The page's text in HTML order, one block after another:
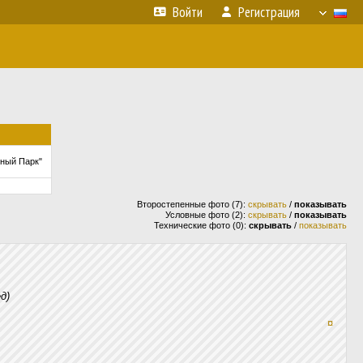
Войти Регистрация
Парк"
Второстепенные фото (7): скрывать / показывать
Условные фото (2): скрывать / показывать
Технические фото (0): скрывать / показывать
¤